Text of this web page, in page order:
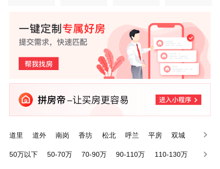
道里 道外 南岗 香坊 松北 呼兰 平房
双城
50万以下
50-70万 70-90万 90-110万
110-130万